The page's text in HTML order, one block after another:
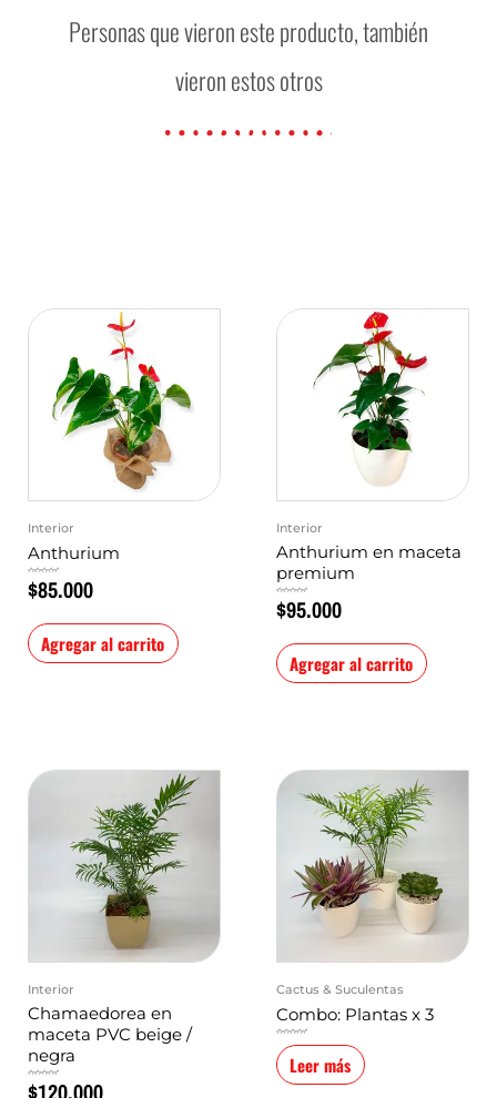
Personas que vieron este producto, también
vieron estos otros
Interior
Anthurium
en
0
de
$85.000
Agregar al carrito
Interior
Anthurium en maceta
premium
en
0
de
$95.000
Agregar al carrito
Interior
Chamaedorea en
maceta PVC beige /
negra
en
0$120.000
Cactus & Suculentas
Combo: Plantas x 3
0
de
5
Leer más